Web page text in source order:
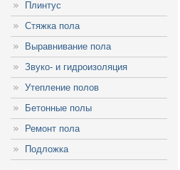
Плинтус
Стяжка пола
Выравнивание пола
Звуко- и гидроизоляция
Утепление полов
Бетонные полы
Ремонт пола
Подложка